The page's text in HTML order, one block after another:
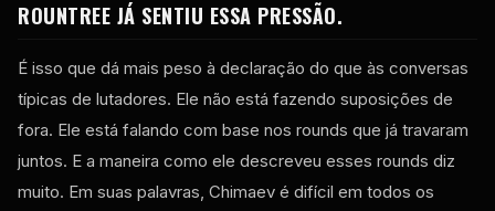
ROUNTREE JÁ SENTIU ESSA PRESSÃO.
É isso que dá mais peso à declaração do que às conversas
típicas de lutadores. Ele não está fazendo suposições de
fora. Ele está falando com base nos rounds que já travaram
juntos. E a maneira como ele descreveu esses rounds diz
muito. Em suas palavras, Chimaev é difícil em todos os